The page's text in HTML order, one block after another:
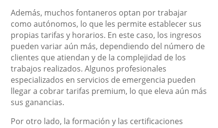
Además, muchos fontaneros optan por trabajar
como autónomos, lo que les permite establecer sus
propias tarifas y horarios. En este caso, los ingresos
pueden variar aún más, dependiendo del número de
clientes que atiendan y de la complejidad de los
trabajos realizados. Algunos profesionales
especializados en servicios de emergencia pueden
llegar a cobrar tarifas premium, lo que eleva aún más
sus ganancias.
Por otro lado, la formación y las certificaciones